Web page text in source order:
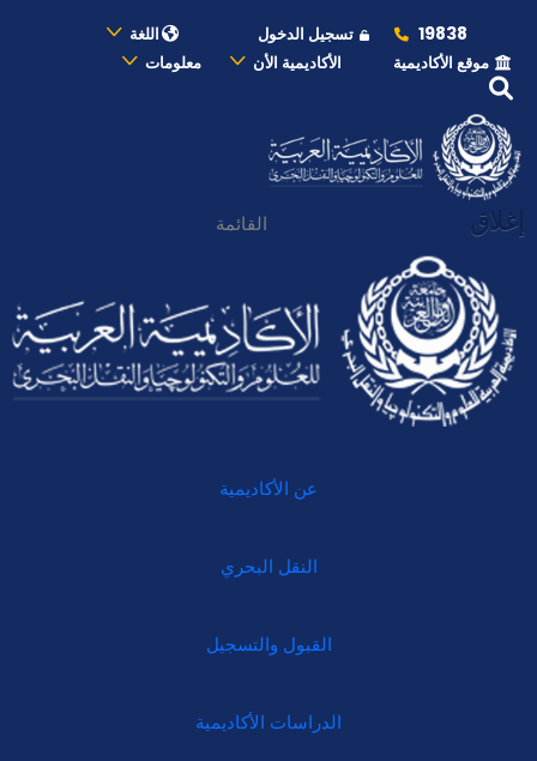
19838 تسجيل الدخول
اللغة
موقع الأكاديمية
الأكاديمية الأن معلومات
إغلاق القائمة
عن الأكاديمية
النقل البحري
القبول والتسجيل
الدراسات الأكاديمية